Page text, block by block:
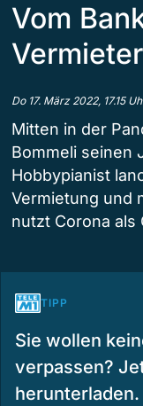
Vom
Vermieter
Do 17. März 2022, 17.15
Mitten in der
Bommeli seinen
Hobbypianist
Vermietung und
nutzt Corona als
TIPP
Sie wollen
verpassen?
herunterladen.